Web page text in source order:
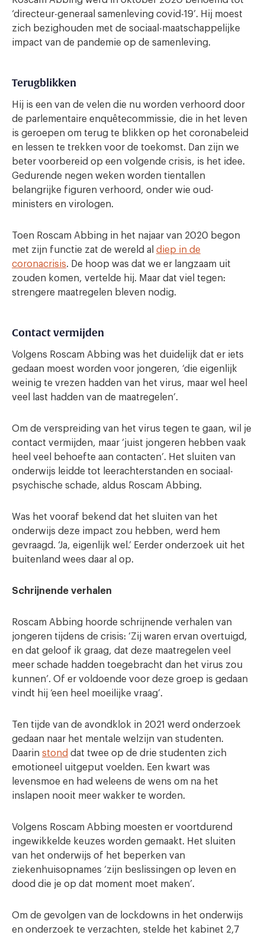
‘directeur-generaal samenleving covid-19’. Hij moest
zich bezighouden met de sociaal-maatschappelijke
impact van de pandemie op de samenleving.
Terugblikken
Hij is een van de velen die nu worden verhoord door
de parlementaire enquêtecommissie, die in het leven
is geroepen om terug te blikken op het coronabeleid
en lessen te trekken voor de toekomst. Dan zijn we
beter voorbereid op een volgende crisis, is het idee.
Gedurende negen weken worden tientallen
belangrijke figuren verhoord, onder wie oud-
ministers en virologen.
Toen Roscam Abbing in het najaar van 2020 begon
met zijn functie zat de wereld al diep in de
coronacrisis. De hoop was dat we er langzaam uit
zouden komen, vertelde hij. Maar dat viel tegen:
strengere maatregelen bleven nodig.
Contact vermijden
Volgens Roscam Abbing was het duidelijk dat er iets
gedaan moest worden voor jongeren, ‘die eigenlijk
weinig te vrezen hadden van het virus, maar wel heel
veel last hadden van de maatregelen’.
Om de verspreiding van het virus tegen te gaan, wil je
contact vermijden, maar ‘juist jongeren hebben vaak
heel veel behoefte aan contacten’. Het sluiten van
onderwijs leidde tot leerachterstanden en sociaal-
psychische schade, aldus Roscam Abbing.
Was het vooraf bekend dat het sluiten van het
onderwijs deze impact zou hebben, werd hem
gevraagd. ‘Ja, eigenlijk wel.’ Eerder onderzoek uit het
buitenland wees daar al op.
Schrijnende verhalen
Roscam Abbing hoorde schrijnende verhalen van
jongeren tijdens de crisis: ‘Zij waren ervan overtuigd,
en dat geloof ik graag, dat deze maatregelen veel
meer schade hadden toegebracht dan het virus zou
kunnen’. Of er voldoende voor deze groep is gedaan
vindt hij ‘een heel moeilijke vraag’.
Ten tijde van de avondklok in 2021 werd onderzoek
gedaan naar het mentale welzijn van studenten.
Daarin stond dat twee op de drie studenten zich
emotioneel uitgeput voelden. Een kwart was
levensmoe en had weleens de wens om na het
inslapen nooit meer wakker te worden.
Volgens Roscam Abbing moesten er voortdurend
ingewikkelde keuzes worden gemaakt. Het sluiten
van het onderwijs of het beperken van
ziekenhuisopnames ‘zijn beslissingen op leven en
dood die je op dat moment moet maken’.
Om de gevolgen van de lockdowns in het onderwijs
en onderzoek te verzachten, stelde het kabinet 2,7